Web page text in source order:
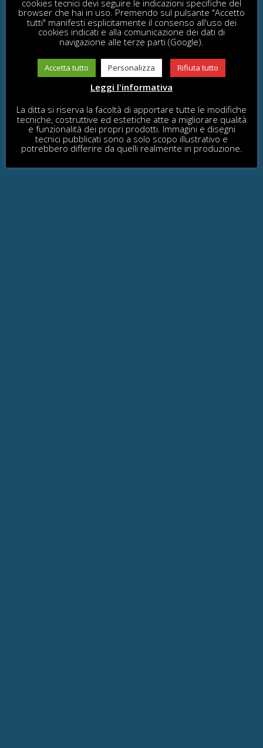
Con profilo anti sdrucciolo
PEDANA (LINEA VILLAGE
cookies tecnici devi seguire le indicazioni specifiche del
browser che hai in uso. Premendo sul pulsante "Accetto
tutti" manifesti esplicitamente il consenso all'uso dei
cookies indicati e alla comunicazione dei dati di
navigazione alle terze parti (Google).
Accetta tutto Personalizza Rifiuta tutto
Leggi l'informativa
La ditta si riserva la facoltà di apportare tutte le modifiche
tecniche, costruttive ed estetiche atte a migliorare qualità
e funzionalità dei propri prodotti. Immagini e disegni
tecnici pubblicati sono a solo scopo illustrativo e
potrebbero differire da quelli realmente in produzione.